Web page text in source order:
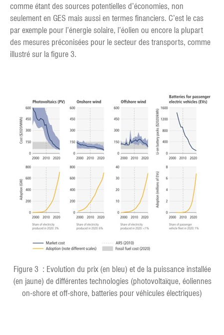
comme étant des sources potentielles d’économies, non
seulement en GES mais aussi en termes financiers. C’est le cas
par exemple pour l’énergie solaire, l’éolien ou encore la plupart
des mesures préconisées pour le secteur des transports, comme
illustré sur la figure 3.
Figure 3 : Evolution du prix (en bleu) et de la puissance installée
(en jaune) de différentes technologies (photovoltaïque, éoliennes
on-shore et off-shore, batteries pour véhicules électriques)